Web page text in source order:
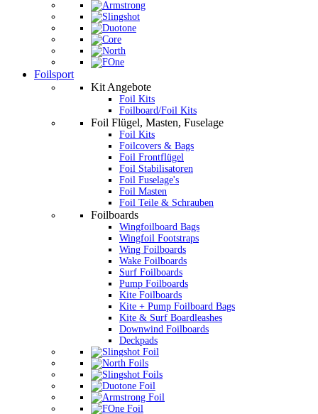
Foilsport
Kit Angebote
Foil Kits
Foilboard/Foil Kits
Foil Flügel, Masten, Fuselage
Foil Kits
Foilcovers & Bags
Foil Frontflügel
Foil Stabilisatoren
Foil Fuselage's
Foil Masten
Foil Teile & Schrauben
Foilboards
Wingfoilboard Bags
Wingfoil Footstraps
Wing Foilboards
Wake Foilboards
Surf Foilboards
Pump Foilboards
Kite Foilboards
Kite + Pump Foilboard Bags
Kite & Surf Boardleashes
Downwind Foilboards
Deckpads